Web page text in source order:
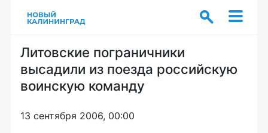
Литовские пограничники
высадили из поезда российскую
воинскую команду
13 сентября 2006, 00:00